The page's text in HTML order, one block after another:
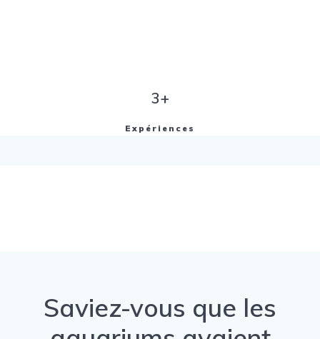
3+
Expériences
Saviez-vous que les